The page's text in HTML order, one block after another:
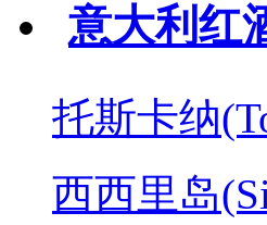
意大利红
托斯卡纳
西西里岛